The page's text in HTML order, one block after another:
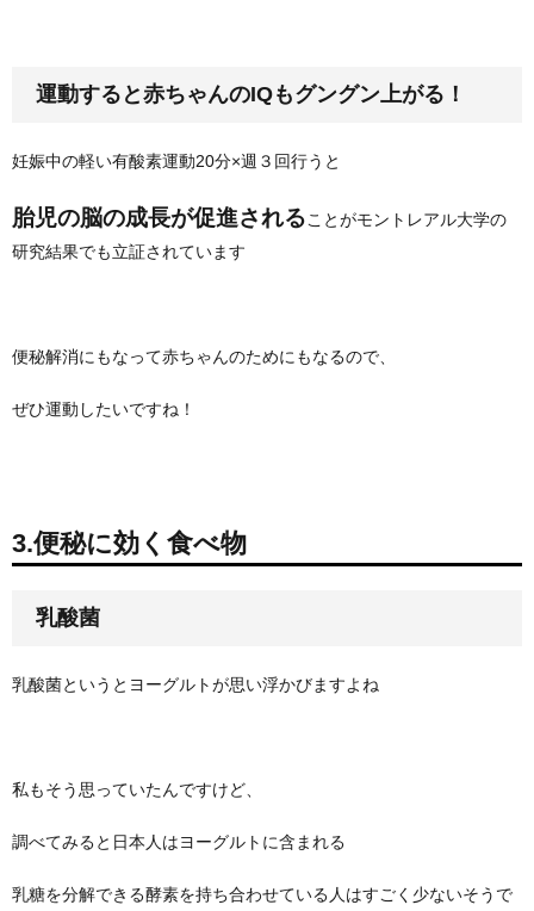
運動すると赤ちゃんのIQもグングン上がる！
妊娠中の軽い有酸素運動20分×週３回行うと
胎児の脳の成長が促進されることがモントレアル大学の
研究結果でも立証されています
便秘解消にもなって赤ちゃんのためにもなるので、
ぜひ運動したいですね！
3.便秘に効く食べ物
乳酸菌
乳酸菌というとヨーグルトが思い浮かびますよね
私もそう思っていたんですけど、
調べてみると日本人はヨーグルトに含まれる
乳糖を分解できる酵素を持ち合わせている人はすごく少ないそうで